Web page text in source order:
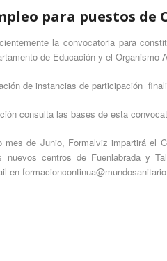
para puestos
la convocatoria para
de Educación y el
de instancias de participación
consulta las bases de esta
mes de Junio, Formalviz impartirá el
nuevos centros de Fuenlabrada y
en